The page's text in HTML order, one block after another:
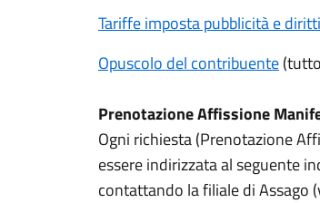
Tariffe imposta pubblicità e
Opuscolo del contribuente
Prenotazione Affissione
Ogni richiesta (Prenotazione
essere indirizzata al seguente
contattando la filiale di Assago